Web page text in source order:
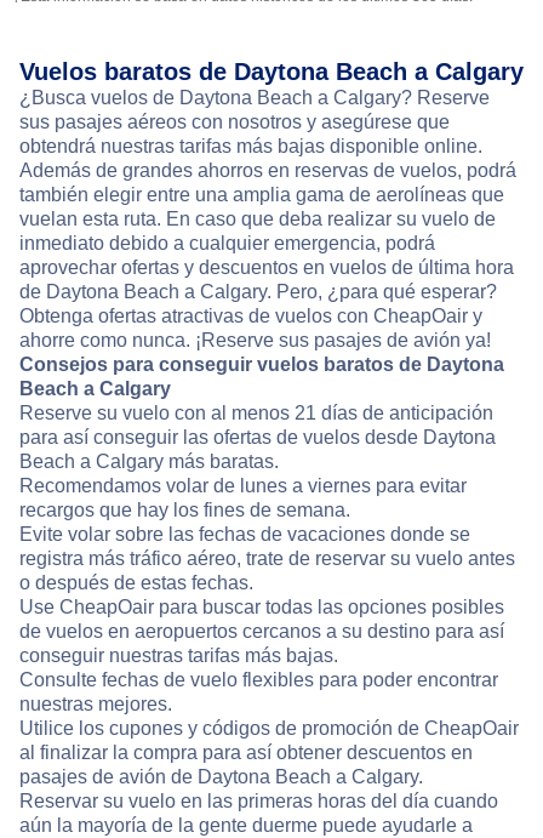
Vuelos baratos de Daytona Beach a Calgary
¿Busca vuelos de Daytona Beach a Calgary? Reserve
sus pasajes aéreos con nosotros y asegúrese que
obtendrá nuestras tarifas más bajas disponible online.
Además de grandes ahorros en reservas de vuelos, podrá
también elegir entre una amplia gama de aerolíneas que
vuelan esta ruta. En caso que deba realizar su vuelo de
inmediato debido a cualquier emergencia, podrá
aprovechar ofertas y descuentos en vuelos de última hora
de Daytona Beach a Calgary. Pero, ¿para qué esperar?
Obtenga ofertas atractivas de vuelos con CheapOair y
ahorre como nunca. ¡Reserve sus pasajes de avión ya!
Consejos para conseguir vuelos baratos de Daytona
Beach a Calgary
Reserve su vuelo con al menos 21 días de anticipación
para así conseguir las ofertas de vuelos desde Daytona
Beach a Calgary más baratas.
Recomendamos volar de lunes a viernes para evitar
recargos que hay los fines de semana.
Evite volar sobre las fechas de vacaciones donde se
registra más tráfico aéreo, trate de reservar su vuelo antes
o después de estas fechas.
Use CheapOair para buscar todas las opciones posibles
de vuelos en aeropuertos cercanos a su destino para así
conseguir nuestras tarifas más bajas.
Consulte fechas de vuelo flexibles para poder encontrar
nuestras mejores.
Utilice los cupones y códigos de promoción de CheapOair
al finalizar la compra para así obtener descuentos en
pasajes de avión de Daytona Beach a Calgary.
Reservar su vuelo en las primeras horas del día cuando
aún la mayoría de la gente duerme puede ayudarle a